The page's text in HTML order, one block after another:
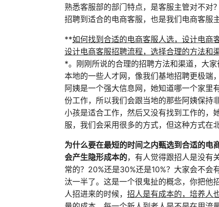
熟悉客服部的部门特点，是客服主管对不对
招聘到适合的电商客服，也是我们电商客服
**如何找到合适的电商客服人选，设计电商
设计电商客服招聘流程，选择合理的方法和
*。刚刚所说的合理的招聘方法和渠道，大
本地的一些人才网，像我们基地招聘更极端
阿姨是一个强大信息网，她知道哪一个家里
份工作，所以我们会跟当地的那些阿姨保持
小孩是适合工作，然后又没有找到工作的，
服，我们会采用很多的方式，但这种方式在
为什么要在最短的时间之内甄选到合适的电
会产生隐形成本的，有人觉得跟招人是没有
常的？20%还是30%还是10%？大家会不
汰一半了。这是一个很鬼扯的概念，你把他
人招进来的时候， 招人是有成本的，培养人